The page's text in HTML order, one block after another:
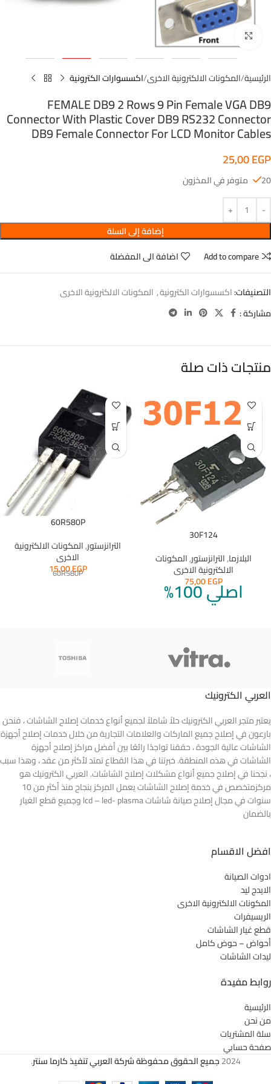
اضغط للتكبير
الرئيسية المكونات الالكترونية الاخرى اكسسوارات الكترونية
FEMALE DB9 2 Rows 9 Pin Female VGA DB9
Connector With Plastic Cover DB9 RS232 Connector
DB9 Female Connector For LCD Monitor Cables
25,00EGP
20 متوفر في المخزون
إضافة إلى السلة
Add to compare
اضافة الى المفضلة
التصنيفات:اكسسوارات الكترونية, المكونات الالكترونية الاخرى
مشاركة :
منتجات ذات صلة
30F124
البلازما,الترانزستور,المكونات
الالكترونية الاخرى
75,00EGP
اصلي 100%
60R580P
الترانزستور,المكونات الالكترونية
الاخرى
15,00EGP
60R580P
العربي الكترونيك
يعتبر متجر العربي الكترونيك حلاً شاملاً لجميع أنواع خدمات إصلاح الشاشات ، فنحن
بارعون في إصلاح جميع الماركات والعلامات التجارية من خلال خدمات إصلاح أجهزة
الشاشات عالية الجودة ، حققنا تواجدًا رائعًا بين أفضل مراكز إصلاح أجهزة
الشاشات في هذه المنطقة. خبرتنا في هذا القطاع تمتد لأكثر من عقد ، وهذا سبب
، نجحنا في إصلاح جميع أنواع مشكلات إصلاح الشاشات. العربي الكترونيك هو
مركزمتخصص في خدمة إصلاح الشاشات يعمل المركز بنجاح منذ أكثر من 10
سنوات في مجال إصلاح صيانة شاشات lcd – led- plasma وجميع قطع الغيار
بالضمان
افضل الاقسام
ادوات الصيانة
الايدج ليد
المكونات الالكترونية الاخرى
الريسيفرات
قطع غيار الشاشات
أحواض – حوض كامل
ليدات الشاشات
روابط مفيدة
الرئيسية
من نحن
سلة المشتريات
صفحة حسابي
2024جميع الحقوق محفوظة شركة العربي تنفيذ كارما سنتر.